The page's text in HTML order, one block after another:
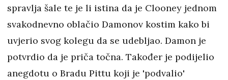
spravlja šale te je li istina da je Clooney jednom
svakodnevno oblačio Damonov kostim kako bi
uvjerio svog kolegu da se udebljao. Damon je
potvrdio da je priča točna. Također je podijelio
anegdotu o Bradu Pittu koji je 'podvalio'